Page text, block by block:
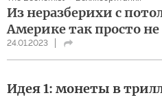
Из неразберихи с
Америке так просто
24.01.2023
Идея 1: монеты в